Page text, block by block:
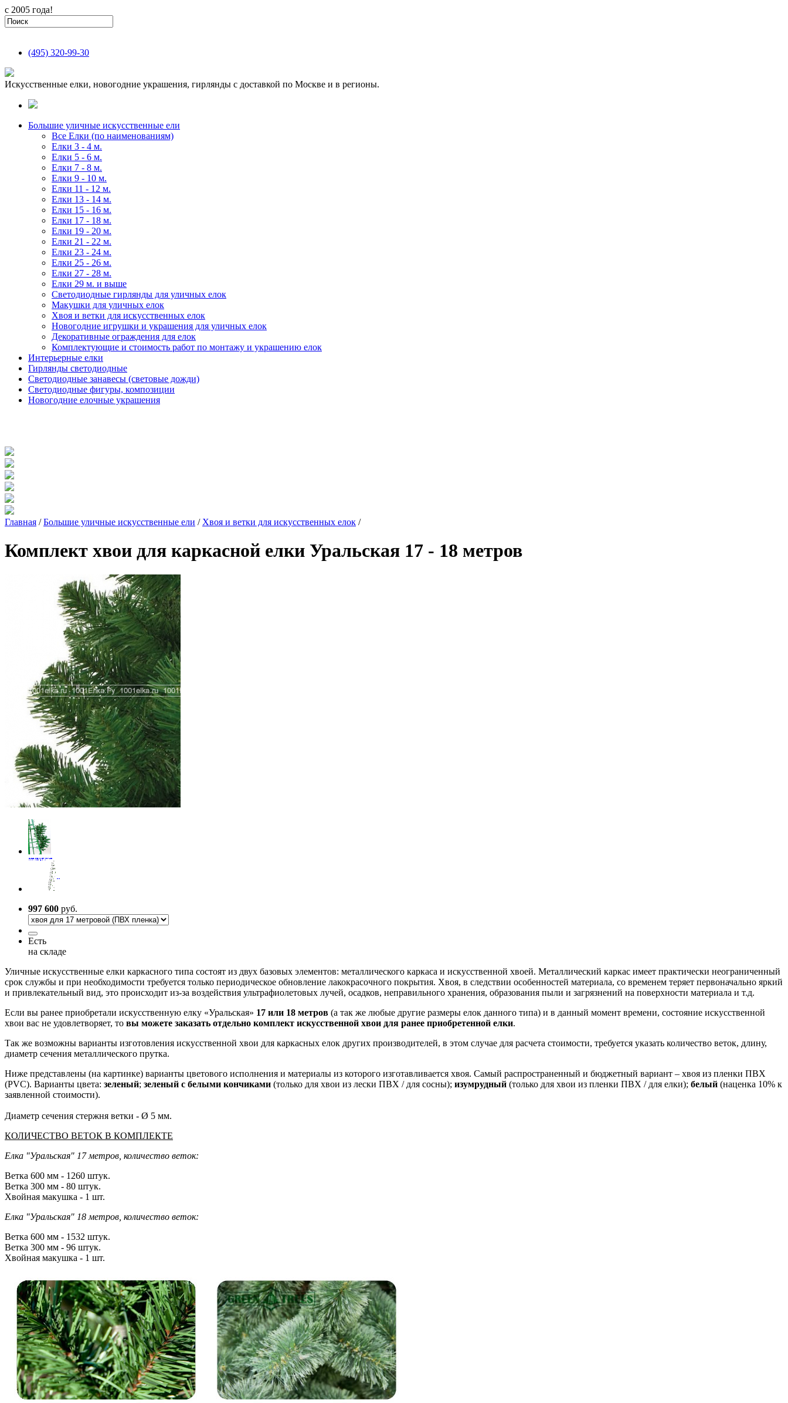
с 2005 года!
(495) 320-99-30
Искусственные елки, новогодние украшения, гирлянды с доставкой по Москве и в регионы.
Большие уличные искусственные ели
Все Елки (по наименованиям)
Елки 3 - 4 м.
Елки 5 - 6 м.
Елки 7 - 8 м.
Елки 9 - 10 м.
Елки 11 - 12 м.
Елки 13 - 14 м.
Елки 15 - 16 м.
Елки 17 - 18 м.
Елки 19 - 20 м.
Елки 21 - 22 м.
Елки 23 - 24 м.
Елки 25 - 26 м.
Елки 27 - 28 м.
Елки 29 м. и выше
Светодиодные гирлянды для уличных елок
Макушки для уличных елок
Хвоя и ветки для искусственных елок
Новогодние игрушки и украшения для уличных елок
Декоративные ограждения для елок
Комплектующие и стоимость работ по монтажу и украшению елок
Интерьерные елки
Гирлянды светодиодные
Светодиодные занавесы (световые дожди)
Светодиодные фигуры, композиции
Новогодние елочные украшения
Главная / Большие уличные искусственные ели / Хвоя и ветки для искусственных елок /
Комплект хвои для каркасной елки Уральская 17 - 18 метров
997 600 руб.
Есть
на складе
Уличные искусственные елки каркасного типа состоят из двух базовых элементов: металлического каркаса и искусственной хвоей. Металлический каркас имеет практически неограниченный
срок службы и при необходимости требуется только периодическое обновление лакокрасочного покрытия. Хвоя, в следствии особенностей материала, со временем теряет первоначально яркий
и привлекательный вид, это происходит из-за воздействия ультрафиолетовых лучей, осадков, неправильного хранения, образования пыли и загрязнений на поверхности материала и т.д.
Если вы ранее приобретали искусственную елку «Уральская» 17 или 18 метров (а так же любые другие размеры елок данного типа) и в данный момент времени, состояние искусственной
хвои вас не удовлетворяет, то вы можете заказать отдельно комплект искусственной хвои для ранее приобретенной елки.
Так же возможны варианты изготовления искусственной хвои для каркасных елок других производителей, в этом случае для расчета стоимости, требуется указать количество веток, длину,
диаметр сечения металлического прутка.
Ниже представлены (на картинке) варианты цветового исполнения и материалы из которого изготавливается хвоя. Самый распространенный и бюджетный вариант – хвоя из пленки ПВХ
(PVC). Варианты цвета: зеленый; зеленый с белыми кончиками (только для хвои из лески ПВХ / для сосны); изумрудный (только для хвои из пленки ПВХ / для елки); белый (наценка 10% к
заявленной стоимости).
Диаметр сечения стержня ветки - Ø 5 мм.
КОЛИЧЕСТВО ВЕТОК В КОМПЛЕКТЕ
Елка "Уральская" 17 метров, количество веток:
Ветка 600 мм - 1260 штук.
Ветка 300 мм - 80 штук.
Хвойная макушка - 1 шт.
Елка "Уральская" 18 метров, количество веток:
Ветка 600 мм - 1532 штук.
Ветка 300 мм - 96 штук.
Хвойная макушка - 1 шт.